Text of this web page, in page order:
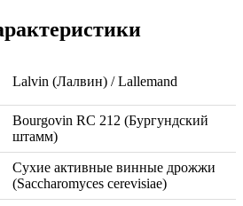
Lalvin (Лалвин) / Lallemand
Bourgovin RC 212 (Бургундский
штамм)
Сухие активные винные дрожжи
(Saccharomyces cerevisiae)